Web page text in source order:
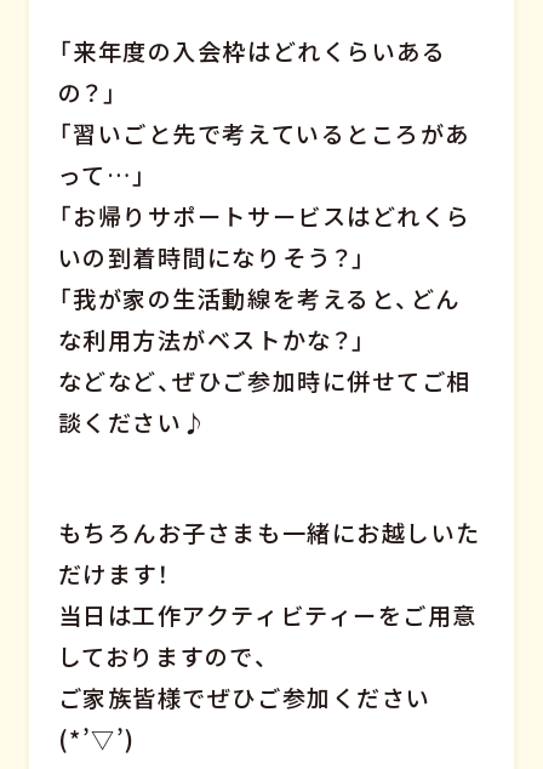
「来年度の入会枠はどれくらいある
の？」
「習いごと先で考えているところがあ
って…」
「お帰りサポートサービスはどれくら
いの到着時間になりそう？」
「我が家の生活動線を考えると、どん
な利用方法がベストかな？」
などなど、ぜひご参加時に併せてご相
談ください♪
もちろんお子さまも一緒にお越しいた
だけます！
当日は工作アクティビティーをご用意
しておりますので、
ご家族皆様でぜひご参加ください
(*’▽’)